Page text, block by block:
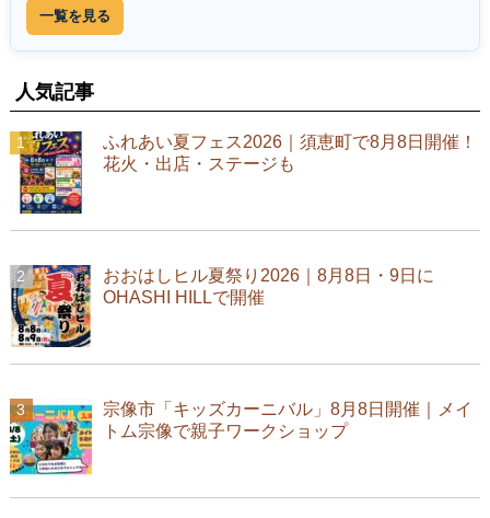
一覧を見る
人気記事
ふれあい夏フェス2026｜須恵町で8月8日開催！
花火・出店・ステージも
おおはしヒル夏祭り2026｜8月8日・9日に
OHASHI HILLで開催
宗像市「キッズカーニバル」8月8日開催｜メイ
トム宗像で親子ワークショップ